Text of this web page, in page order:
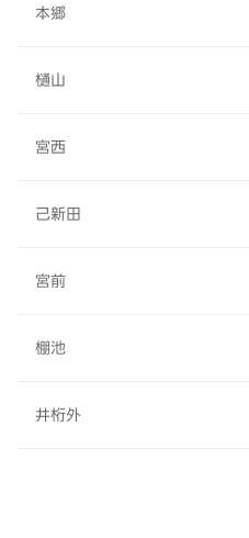
本郷
樋山
宮西
己新田
宮前
棚池
井桁外